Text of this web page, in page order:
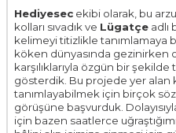
Hediyesec ekibi olarak, bu
kolları sıvadık ve Lügatçe adlı
kelimeyi titizlikle tanımlamaya
köken dünyasında gezinirken
karşılıklarıyla özgün bir
gösterdik. Bu projede yer
tanımlayabilmek için birçok
görüşüne başvurduk.
için bazen saatlerce